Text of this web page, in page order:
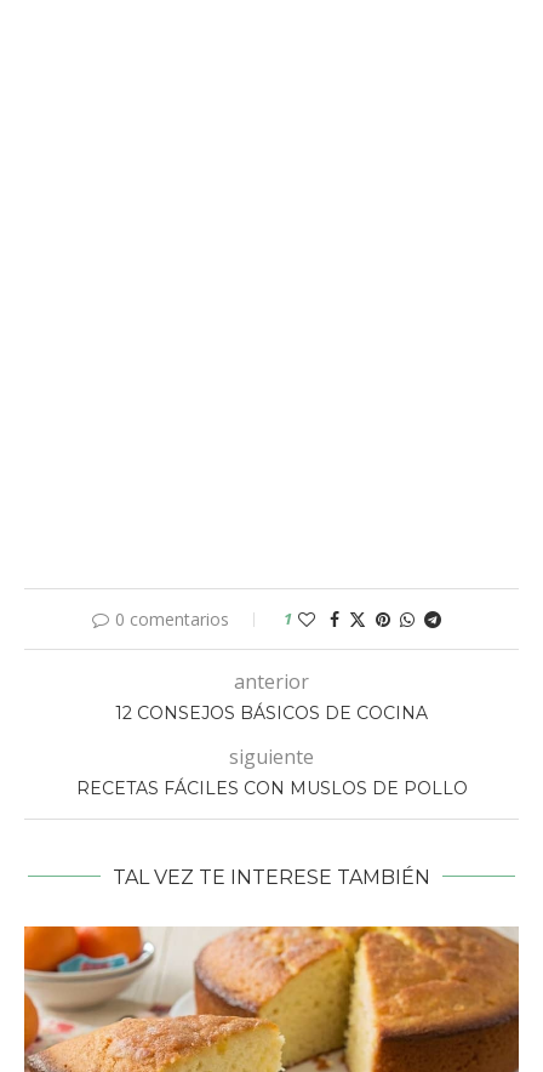
0 comentarios 1
anterior
12 CONSEJOS BÁSICOS DE COCINA
siguiente
RECETAS FÁCILES CON MUSLOS DE POLLO
TAL VEZ TE INTERESE TAMBIÉN